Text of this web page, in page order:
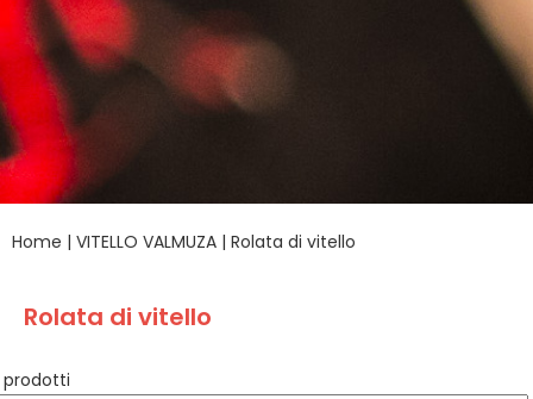
Home | VITELLO VALMUZA | Rolata di vitello
Rolata di vitello
prodotti